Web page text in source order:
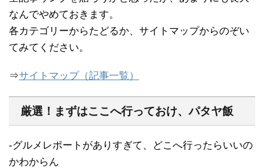
なんでやめておきます。
各カテゴリーからたどるか、サイトマップからのぞい
てみてください。
⇒サイトマップ（記事一覧）
厳選！まずはここへ行っておけ、パタヤ飯
-グルメレポートがありすぎて、どこへ行ったらいいの
かわからん